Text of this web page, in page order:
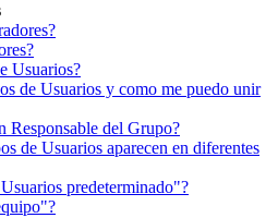
Usuarios?
de Usuarios y como me puedo unir
Responsable del Grupo?
de Usuarios aparecen en diferentes
predeterminado"?